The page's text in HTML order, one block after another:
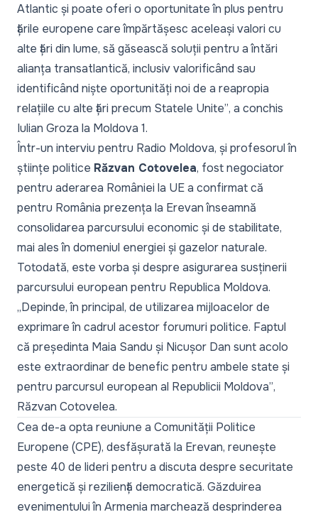
Atlantic și poate oferi o oportunitate în plus pentru
țările europene care împărtășesc aceleași valori cu
alte țări din lume, să găsească soluții pentru a întări
alianța transatlantică, inclusiv valorificând sau
identificând niște oportunități noi de a reapropia
relațiile cu alte țări precum Statele Unite”, a conchis
Iulian Groza la Moldova 1.
Într-un interviu pentru Radio Moldova, și profesorul în
științe politice Răzvan Cotovelea, fost negociator
pentru aderarea României la UE a confirmat că
pentru România prezența la Erevan înseamnă
consolidarea parcursului economic și de stabilitate,
mai ales în domeniul energiei și gazelor naturale.
Totodată, este vorba și despre asigurarea susținerii
parcursului european pentru Republica Moldova.
„Depinde, în principal, de utilizarea mijloacelor de
exprimare în cadrul acestor forumuri politice. Faptul
că președinta Maia Sandu și Nicușor Dan sunt acolo
este extraordinar de benefic pentru ambele state și
pentru parcursul european al Republicii Moldova”,
Răzvan Cotovelea.
Cea de-a opta reuniune a Comunității Politice
Europene (CPE), desfășurată la Erevan, reunește
peste 40 de lideri pentru a discuta despre securitate
energetică și reziliență democratică. Găzduirea
evenimentului în Armenia marchează desprinderea